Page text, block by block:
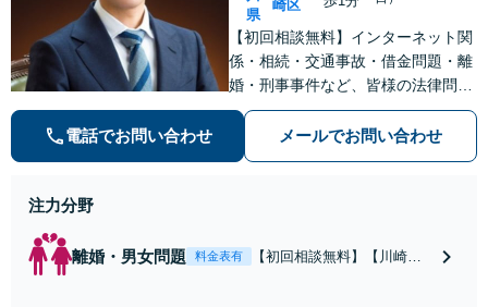
県
崎区
【初回相談無料】インターネット関
係・相続・交通事故・借金問題・離
婚・刑事事件など、皆様の法律問題
を解決すべく、親身になって取り組
みます。クチコミ・リピーターの方
も多数。お気軽にお問い合わせ下さ
電話でお問い合わせ メールでお問い合わせ
注力分野
離婚・男女問題 料金表有
【初回相談無料】【川崎駅